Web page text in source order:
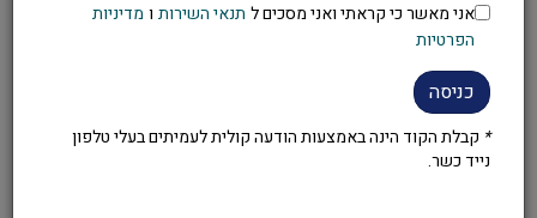
במהלך שנת 2019 העמותה לקידום מקצועי וחברתי תערוך
סמינרים מקצועיים באתונה ובבלגרד. בהמשך העמוד תוכלו
למצוא את תכניות הסמינר.
אני מאשר כי קראתי ואני מסכים ל תנאי השירות ו מדיניות
הפרטיות
כניסה
* קבלת הקוד הינה באמצעות הודעה קולית לעמיתים בעלי טלפון
נייד כשר.